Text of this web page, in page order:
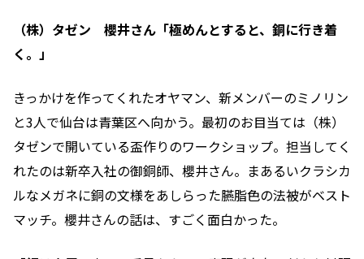
（株）タゼン 櫻井さん「極めんとすると、銅に行き着
く。」
きっかけを作ってくれたオヤマン、新メンバーのミノリン
と3人で仙台は青葉区へ向かう。最初のお目当ては（株）
タゼンで開いている盃作りのワークショップ。担当してく
れたのは新卒入社の御銅師、櫻井さん。まあるいクラシカ
ルなメガネに銅の文様をあしらった臙脂色の法被がベスト
マッチ。櫻井さんの話は、すごく面白かった。